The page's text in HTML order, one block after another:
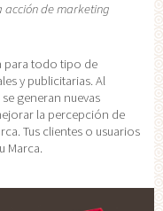
acción de marketing
para todo tipo de
y publicitarias. Al
generan nuevas
la percepción de
Tus clientes o usuarios
Marca.